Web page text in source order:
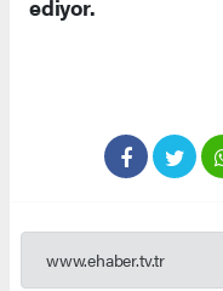
ediyor.
www.ehaber.tv.tr